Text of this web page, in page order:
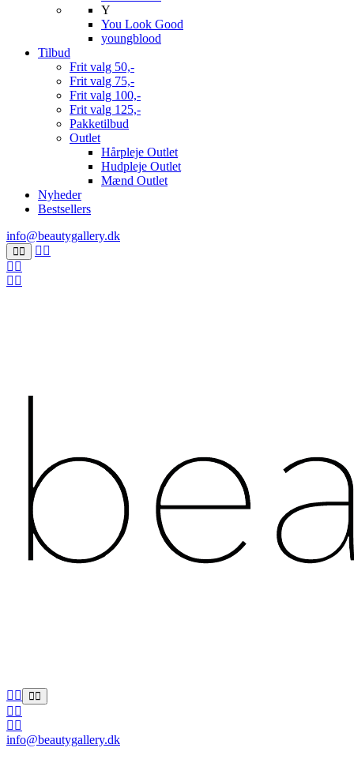
Y
You Look Good
youngblood
Tilbud
Frit valg 50,-
Frit valg 75,-
Frit valg 100,-
Frit valg 125,-
Pakketilbud
Outlet
Hårpleje Outlet
Hudpleje Outlet
Mænd Outlet
Nyheder
Bestsellers
info@beautygallery.dk
info@beautygallery.dk